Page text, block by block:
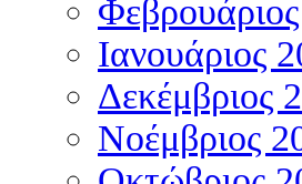
Ιανουάριος
Δεκέμβριος
Νοέμβριος